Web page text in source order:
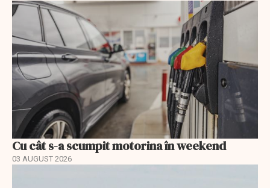
Cu cât s-a scumpit motorina în weekend
03 AUGUST 2026